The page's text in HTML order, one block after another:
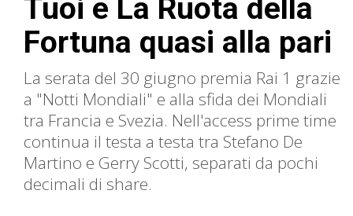
Tuoi e La Ruota della
Fortuna quasi alla pari
La serata del 30 giugno premia Rai 1 grazie
a "Notti Mondiali" e alla sfida dei Mondiali
tra Francia e Svezia. Nell'access prime time
continua il testa a testa tra Stefano De
Martino e Gerry Scotti, separati da pochi
decimali di share.